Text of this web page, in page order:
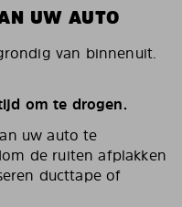
UW AUTO
van binnenuit.
om te drogen.
uw auto te
de ruiten afplakken
ducttape of